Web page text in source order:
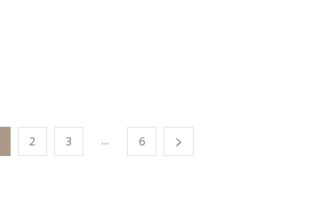
2 3 ... 6